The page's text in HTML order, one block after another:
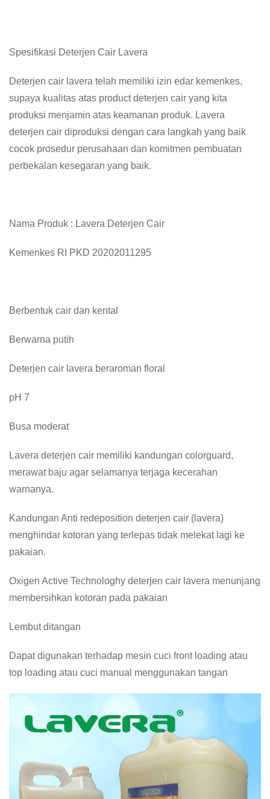
Spesifikasi Deterjen Cair Lavera
Deterjen cair lavera telah memiliki izin edar kemenkes,
supaya kualitas atas product deterjen cair yang kita
produksi menjamin atas keamanan produk. Lavera
deterjen cair diproduksi dengan cara langkah yang baik
cocok prosedur perusahaan dan komitmen pembuatan
perbekalan kesegaran yang baik.
Nama Produk : Lavera Deterjen Cair
Kemenkes RI PKD 20202011295
Berbentuk cair dan kental
Berwarna putih
Deterjen cair lavera beraroman floral
pH 7
Busa moderat
Lavera deterjen cair memiliki kandungan colorguard,
merawat baju agar selamanya terjaga kecerahan
warnanya.
Kandungan Anti redeposition deterjen cair (lavera)
menghindar kotoran yang terlepas tidak melekat lagi ke
pakaian.
Oxigen Active Technologhy deterjen cair lavera menunjang
membersihkan kotoran pada pakaian
Lembut ditangan
Dapat digunakan terhadap mesin cuci front loading atau
top loading atau cuci manual menggunakan tangan